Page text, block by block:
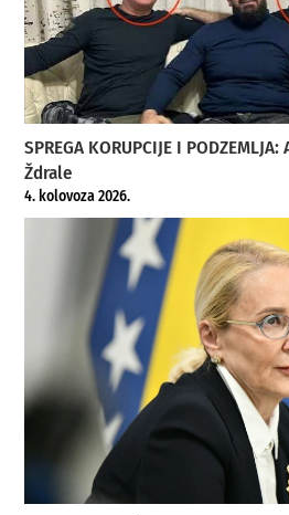
SPREGA KORUPCIJE I
Ždrale
4. kolovoza 2026.